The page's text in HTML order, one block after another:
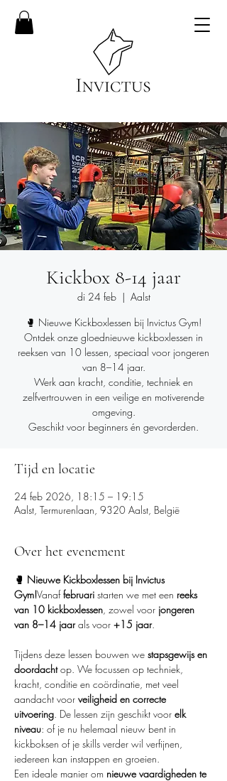
Kickbox 8-14 jaar
di 24 feb
  |
Aalst
🥊 Nieuwe Kickboxlessen bij Invictus Gym!
Ontdek onze gloednieuwe kickboxlessen in
reeksen van 10 lessen, speciaal voor jongeren
van 8–14 jaar.
Werk aan kracht, conditie, techniek en
zelfvertrouwen in een veilige en motiverende
omgeving.
Geschikt voor beginners én gevorderden.
Tijd en locatie
24 feb 2026, 18:15 – 19:15
Aalst, Termurenlaan, 9320 Aalst, België
Over het evenement
🥊 Nieuwe Kickboxlessen bij Invictus
Gym!Vanaf februari starten we met een reeks
van 10 kickboxlessen, zowel voor jongeren
van 8–14 jaar als voor +15 jaar.
Tijdens deze lessen bouwen we stapsgewijs en
doordacht op. We focussen op techniek,
kracht, conditie en coördinatie, met veel
aandacht voor veiligheid en correcte
uitvoering. De lessen zijn geschikt voor elk
niveau: of je nu helemaal nieuw bent in
kickboksen of je skills verder wil verfijnen,
iedereen kan instappen en groeien.
Een ideale manier om nieuwe vaardigheden te